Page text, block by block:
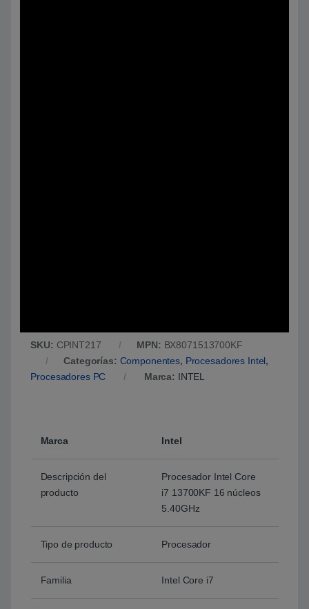
SKU: CPINT217 MPN: BX8071513700KF
Categorías: Componentes, Procesadores Intel,
Procesadores PC
Marca: INTEL
Marca Intel
Descripción del
producto
Procesador Intel Core
i7 13700KF 16 núcleos
5.40GHz
Tipo de producto Procesador
Familia Intel Core i7